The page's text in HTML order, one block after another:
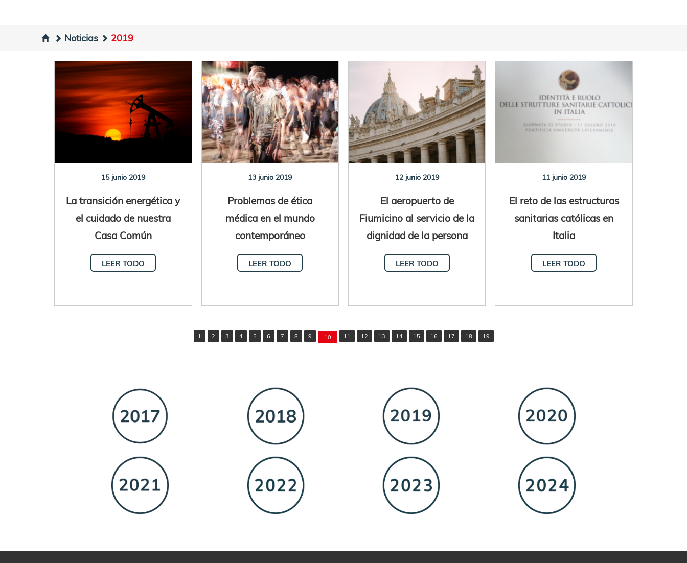
Noticias 2019
15 junio 2019
La transición energética y
el cuidado de nuestra
Casa Común
LEER TODO
13 junio 2019
Problemas de ética
médica en el mundo
contemporáneo
LEER TODO
12 junio 2019
El aeropuerto de
Fiumicino al servicio de la
dignidad de la persona
LEER TODO
11 junio 2019
El reto de las estructuras
sanitarias católicas en
Italia
LEER TODO
1 2 3 4 5 6 7 8 9 10 11 12 13 14 15 16 17 18 19